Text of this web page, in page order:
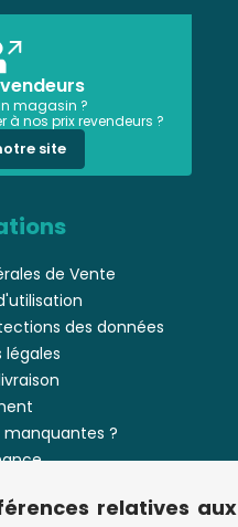
magasin ?
nos prix revendeurs ?
site
de Vente
des données
légales
manquantes ?
site
relatives aux